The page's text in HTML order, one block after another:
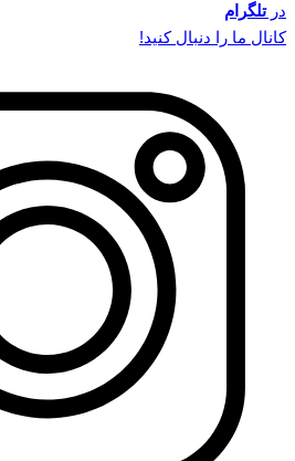
درتلگرام
کانال ما را دنبال کنید!